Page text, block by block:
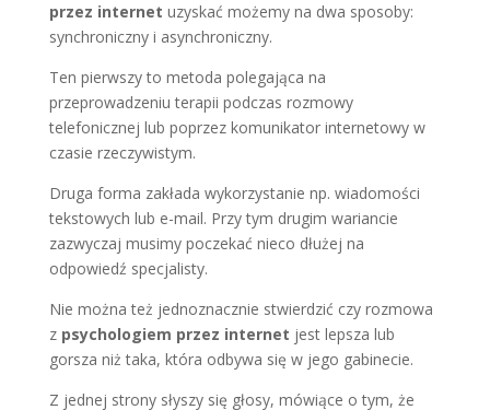
przez internet uzyskać możemy na dwa sposoby:
synchroniczny i asynchroniczny.
Ten pierwszy to metoda polegająca na
przeprowadzeniu terapii podczas rozmowy
telefonicznej lub poprzez komunikator internetowy w
czasie rzeczywistym.
Druga forma zakłada wykorzystanie np. wiadomości
tekstowych lub e-mail. Przy tym drugim wariancie
zazwyczaj musimy poczekać nieco dłużej na
odpowiedź specjalisty.
Nie można też jednoznacznie stwierdzić czy rozmowa
z psychologiem przez internet jest lepsza lub
gorsza niż taka, która odbywa się w jego gabinecie.
Z jednej strony słyszy się głosy, mówiące o tym, że